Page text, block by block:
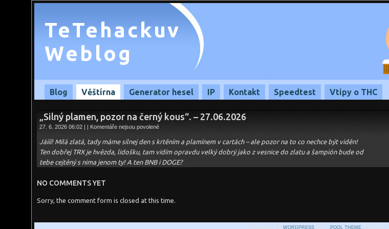
TeTehackuv
Weblog
Blog Věštírna Generator hesel IP Kontakt Speedtest Vtipy o THC
„Silný plamen, pozor na černý kous“. – 27.06.2026
27. 6. 2026 06:02 | | Komentáře nejsou povolenéu
názvem
„Silný
plamen,
pozor
na
Jáiíí! Milá zlatá, tady máme silnej den s krtěním a plamínem v cartách – ale pozor na to co nechce být viděn!
Ten dobřej TRX je hvězda, lidošku, tam vidím opravdu velký dobrý jako z vesnice do zlatu a šampión bude od
tebe cejtěný s nima jenom ty! A ten BNB i DOGE?
NO COMMENTS YET
Sorry, the comment form is closed at this time.
POWERED BY WORDPRESSWITH POOL THEMEDESIGN BY